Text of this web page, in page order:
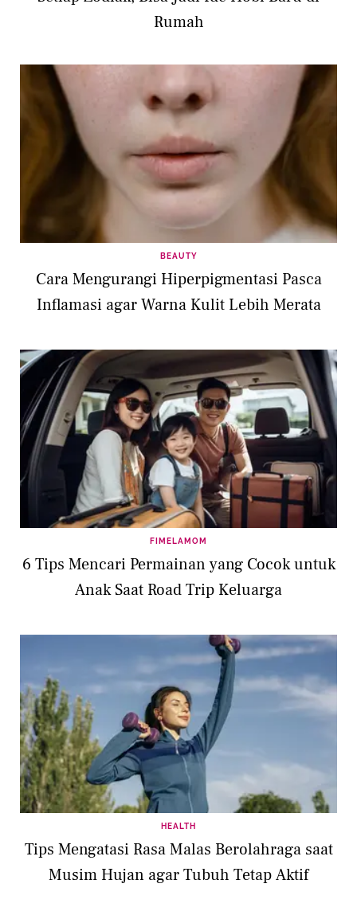
Rumah
BEAUTY
Cara Mengurangi Hiperpigmentasi Pasca
Inflamasi agar Warna Kulit Lebih Merata
FIMELAMOM
6 Tips Mencari Permainan yang Cocok untuk
Anak Saat Road Trip Keluarga
HEALTH
Tips Mengatasi Rasa Malas Berolahraga saat
Musim Hujan agar Tubuh Tetap Aktif